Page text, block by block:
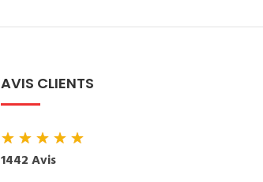
AVIS CLIENTS
★★★★★
1442 Avis